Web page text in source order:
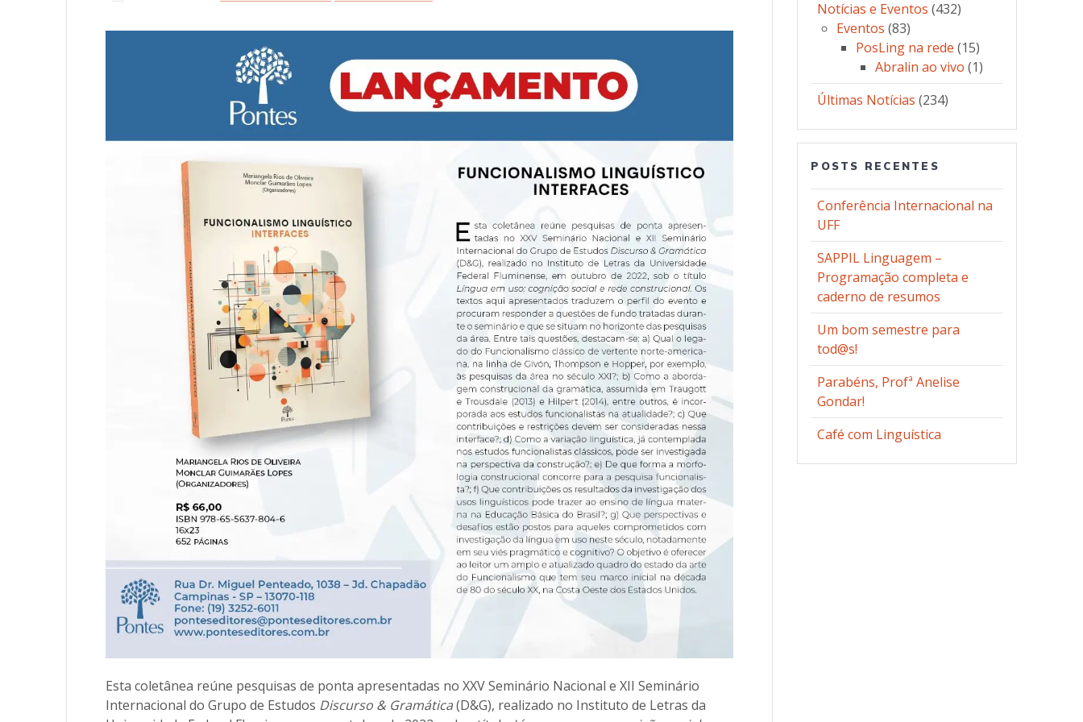
Esta coletânea reúne pesquisas de ponta apresentadas no XXV Seminário Nacional e XII Seminário
Internacional do Grupo de Estudos Discurso & Gramática(D&G), realizado no Instituto de Letras da
Notícias e Eventos (432)
Eventos (83)
PosLing na rede (15)
Abralin ao vivo (1)
Últimas Notícias (234)
POSTS RECENTES
Conferência Internacional na
UFF
SAPPIL Linguagem –
Programação completa e
caderno de resumos
Um bom semestre para
tod@s!
Parabéns, Profª Anelise
Gondar!
Café com Linguística